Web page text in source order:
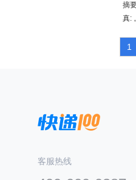
摘
真:
1
客服热线